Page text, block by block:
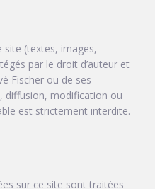
site (textes, images,
par le droit d’auteur et
Fischer ou de ses
diffusion, modification ou
est strictement interdite.
sur ce site sont traitées